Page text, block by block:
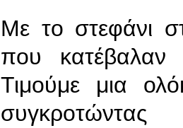
Με το στεφάνι
που κατέβαλαν
Τιμούμε μια